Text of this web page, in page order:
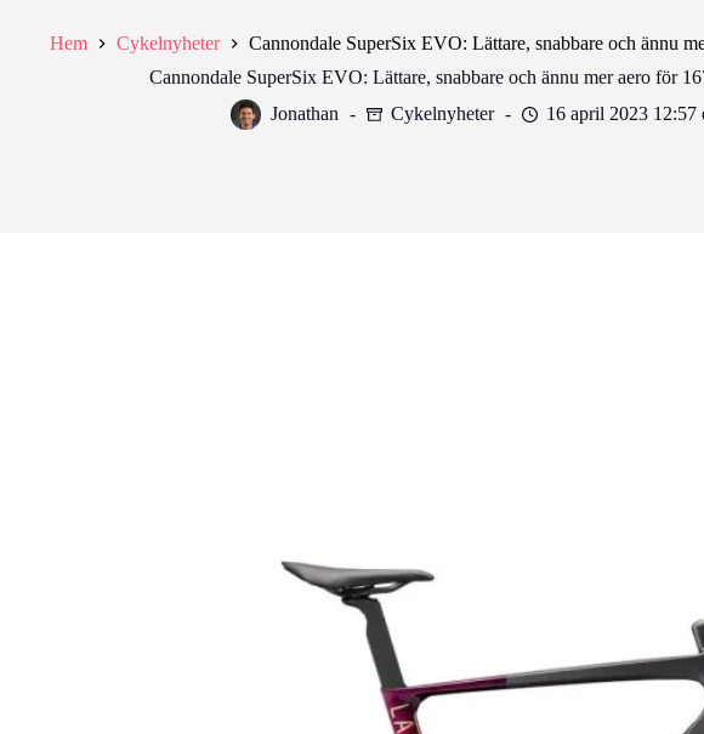
Hem Cykelnyheter
Cannondale SuperSix EVO: Lättare, snabbare och ännu
Cannondale SuperSix EVO: Lättare, snabbare och ännu mer aero för
Jonathan
Cykelnyheter 16 april 2023 12:57